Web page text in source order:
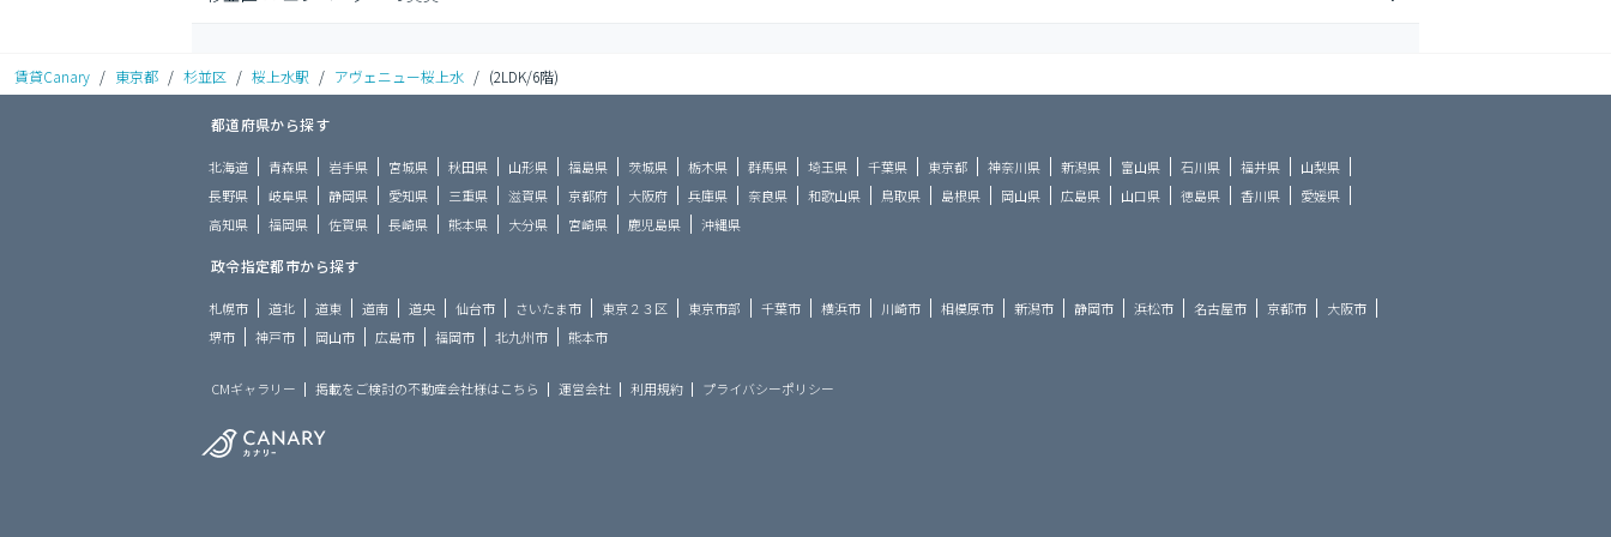
賃貸Canary / 東京都 / 杉並区 / 桜上水駅 / アヴェニュー桜上水 / (2LDK/6階)
都道府県から探す
北海道 青森県 岩手県 宮城県 秋田県 山形県 福島県 茨城県 栃木県 群馬県 埼玉県 千葉県 東京都 神奈川県 新潟県 富山県 石川県 福井県
山梨県
長野県
岐阜県 静岡県 愛知県 三重県 滋賀県 京都府 大阪府 兵庫県 奈良県 和歌山県 鳥取県 島根県 岡山県 広島県 山口県 徳島県 香川県
愛媛県
高知県
福岡県 佐賀県 長崎県 熊本県 大分県 宮崎県 鹿児島県 沖縄県
政令指定都市から探す
札幌市 道北 道東 道南 道央 仙台市 さいたま市 東京２３区 東京市部 千葉市 横浜市 川崎市 相模原市 新潟市 静岡市 浜松市 名古屋市 京都市
大阪市
堺市
神戸市 岡山市 広島市 福岡市 北九州市 熊本市
CMギャラリー 掲載をご検討の不動産会社様はこちら 運営会社 利用規約 プライバシーポリシー